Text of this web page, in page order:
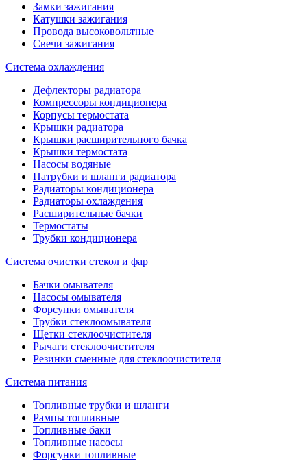
Замки зажигания
Катушки зажигания
Провода высоковольтные
Свечи зажигания
Система охлаждения
Дефлекторы радиатора
Компрессоры кондиционера
Корпусы термостата
Крышки радиатора
Крышки расширительного бачка
Крышки термостата
Насосы водяные
Патрубки и шланги радиатора
Радиаторы кондиционера
Радиаторы охлаждения
Расширительные бачки
Термостаты
Трубки кондиционера
Система очистки стекол и фар
Бачки омывателя
Насосы омывателя
Форсунки омывателя
Трубки стеклоомывателя
Щетки стеклоочистителя
Рычаги стеклоочистителя
Резинки сменные для стеклоочистителя
Система питания
Топливные трубки и шланги
Рампы топливные
Топливные баки
Топливные насосы
Форсунки топливные